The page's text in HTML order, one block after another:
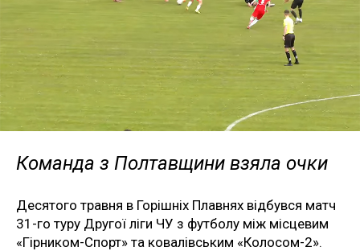
Команда з Полтавщини взяла очки
Десятого травня в Горішніх Плавнях відбувся матч
31-го туру Другої ліги ЧУ з футболу між місцевим
«Гірником-Спорт» та ковалівським «Колосом-2».